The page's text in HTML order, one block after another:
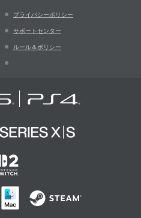
プライバシーポリシー
サポートセンター
ルール＆ポリシー